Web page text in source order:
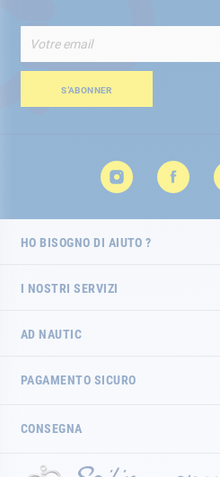
alla
nostra
Newsletter:S’ABONNER
HO BISOGNO DI AIUTO ?
I NOSTRI SERVIZI
AD NAUTIC
PAGAMENTO SICURO
CONSEGNA